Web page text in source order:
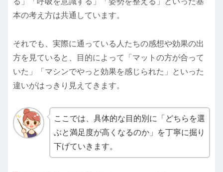
本の考え方は共通しています。
それでも、実際に通っている人たちの感想や効果の出
方を見ていると、目的によって「マットの方が合って
いた」「マシンでやっと効果を感じられた」といった
違いがはっきり見えてきます。
ここでは、具体的な目的別に「どちらを選
ぶと満足度が高くなるのか」を丁寧に掘り
下げていきます。